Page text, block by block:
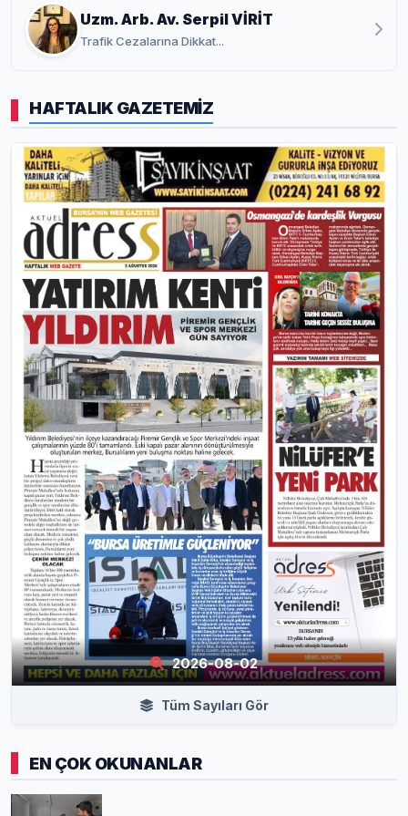
Uzm. Arb. Av. Serpil VİRİT
Trafik Cezalarına Dikkat...
HAFTALIK GAZETEMİZ
2026-08-02
Tüm Sayıları Gör
EN ÇOK OKUNANLAR